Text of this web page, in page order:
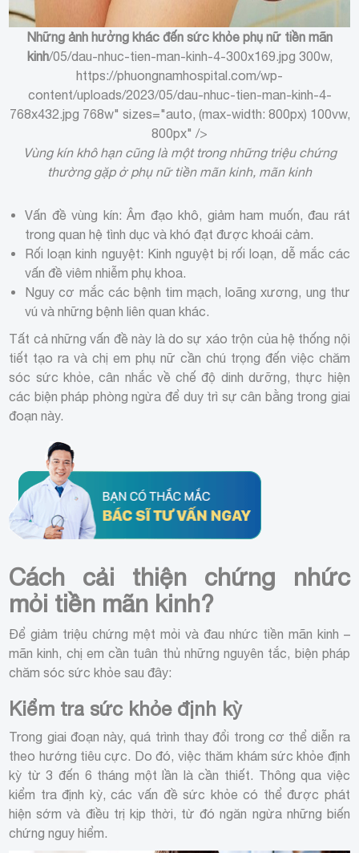
Những ảnh hưởng khác đến sức khỏe phụ nữ tiền mãn
kinh/05/dau-nhuc-tien-man-kinh-4-300x169.jpg 300w,
https://phuongnamhospital.com/wp-
content/uploads/2023/05/dau-nhuc-tien-man-kinh-4-
768x432.jpg 768w" sizes="auto, (max-width: 800px) 100vw,
800px" />
Vùng kín khô hạn cũng là một trong những triệu chứng
thường gặp ở phụ nữ tiền mãn kinh, mãn kinh
Vấn đề vùng kín: Âm đạo khô, giảm ham muốn, đau rát
trong quan hệ tình dục và khó đạt được khoái cảm.
Rối loạn kinh nguyệt: Kinh nguyệt bị rối loạn, dễ mắc các
vấn đề viêm nhiễm phụ khoa.
Nguy cơ mắc các bệnh tim mạch, loãng xương, ung thư
vú và những bệnh liên quan khác.
Tất cả những vấn đề này là do sự xáo trộn của hệ thống nội
tiết tạo ra và chị em phụ nữ cần chú trọng đến việc chăm
sóc sức khỏe, cân nhắc về chế độ dinh dưỡng, thực hiện
các biện pháp phòng ngừa để duy trì sự cân bằng trong giai
đoạn này.
Cách cải thiện chứng nhức
mỏi tiền mãn kinh?
Để giảm triệu chứng mệt mỏi và đau nhức tiền mãn kinh –
mãn kinh, chị em cần tuân thủ những nguyên tắc, biện pháp
chăm sóc sức khỏe sau đây:
Kiểm tra sức khỏe định kỳ
Trong giai đoạn này, quá trình thay đổi trong cơ thể diễn ra
theo hướng tiêu cực. Do đó, việc thăm khám sức khỏe định
kỳ từ 3 đến 6 tháng một lần là cần thiết. Thông qua việc
kiểm tra định kỳ, các vấn đề sức khỏe có thể được phát
hiện sớm và điều trị kịp thời, từ đó ngăn ngừa những biến
chứng nguy hiểm.